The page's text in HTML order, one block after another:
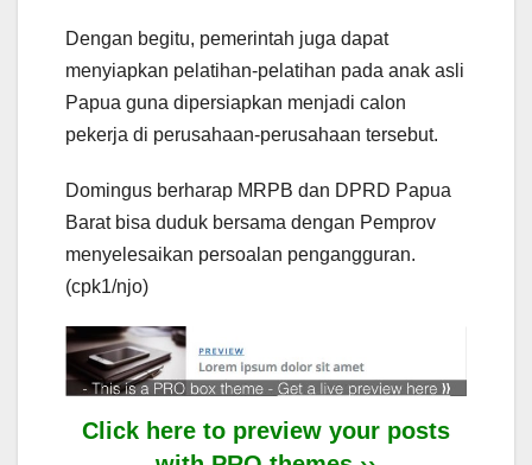
Dengan begitu, pemerintah juga dapat
menyiapkan pelatihan-pelatihan pada anak asli
Papua guna dipersiapkan menjadi calon
pekerja di perusahaan-perusahaan tersebut.
Domingus berharap MRPB dan DPRD Papua
Barat bisa duduk bersama dengan Pemprov
menyelesaikan persoalan pengangguran.
(cpk1/njo)
Click here to preview your posts